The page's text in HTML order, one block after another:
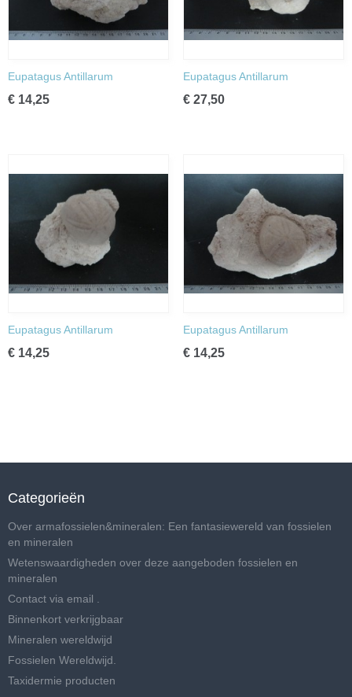
Eupatagus Antillarum
€ 14,25
Eupatagus Antillarum
€ 27,50
Eupatagus Antillarum
€ 14,25
Eupatagus Antillarum
€ 14,25
Categorieën
Over armafossielen&mineralen: Een fantasiewereld van fossielen
en mineralen
Wetenswaardigheden over deze aangeboden fossielen en
mineralen
Contact via email .
Binnenkort verkrijgbaar
Mineralen wereldwijd
Fossielen Wereldwijd.
Taxidermie producten